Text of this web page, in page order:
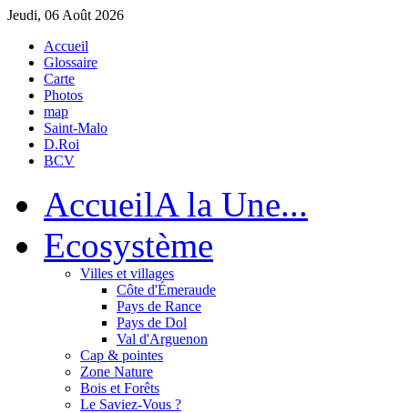
Jeudi, 06 Août 2026
Accueil
Glossaire
Carte
Photos
map
Saint-Malo
D.Roi
BCV
AccueilA la Une...
Ecosystème
Villes et villages
Côte d'Émeraude
Pays de Rance
Pays de Dol
Val d'Arguenon
Cap & pointes
Zone Nature
Bois et Forêts
Le Saviez-Vous ?